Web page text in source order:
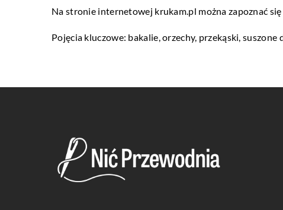
Na stronie internetowej krukam.pl można zapoznać
Pojęcia kluczowe: bakalie, orzechy, przekąski,suszone